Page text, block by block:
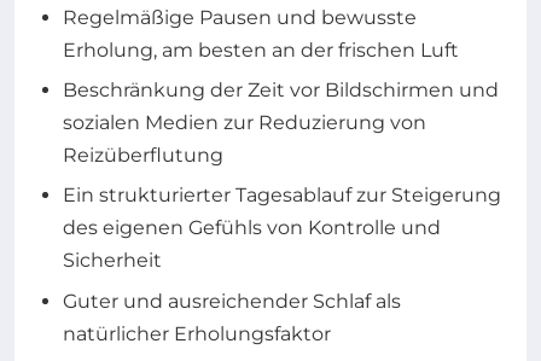
Regelmäßige Pausen und bewusste
Erholung, am besten an der frischen Luft
Beschränkung der Zeit vor Bildschirmen und
sozialen Medien zur Reduzierung von
Reizüberflutung
Ein strukturierter Tagesablauf zur Steigerung
des eigenen Gefühls von Kontrolle und
Sicherheit
Guter und ausreichender Schlaf als
natürlicher Erholungsfaktor